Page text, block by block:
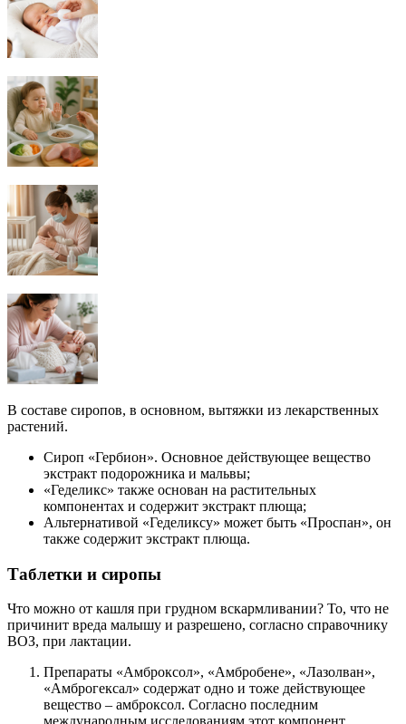
В составе сиропов, в основном, вытяжки из лекарственных
растений.
Сироп «Гербион». Основное действующее вещество
экстракт подорожника и мальвы;
«Геделикс» также основан на растительных
компонентах и содержит экстракт плюща;
Альтернативой «Геделиксу» может быть «Проспан», он
также содержит экстракт плюща.
Таблетки и сиропы
Что можно от кашля при грудном вскармливании? То, что не
причинит вреда малышу и разрешено, согласно справочнику
ВОЗ, при лактации.
Препараты «Амброксол», «Амбробене», «Лазолван»,
«Амброгексал» содержат одно и тоже действующее
вещество – амброксол. Согласно последним